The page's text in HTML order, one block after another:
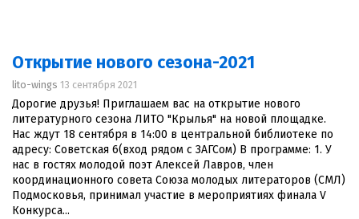
Открытие нового сезона-2021
lito-wings 13 сентября 2021
Дорогие друзья! Приглашаем вас на открытие нового
литературного сезона ЛИТО "Крылья" на новой площадке.
Нас ждут 18 сентября в 14:00 в центральной библиотеке по
адресу: Советская 6(вход рядом с ЗАГСом) В программе: 1. У
нас в гостях молодой поэт Алексей Лавров, член
координационного совета Союза молодых литераторов (СМЛ)
Подмосковья, принимал участие в мероприятиях финала V
Конкурса...